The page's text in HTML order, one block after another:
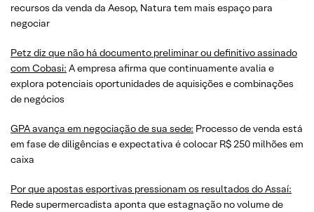
recursos da venda da Aesop, Natura tem mais espaço para
negociar
Petz diz que não há documento preliminar ou definitivo assinado
com Cobasi: A empresa afirma que continuamente avalia e
explora potenciais oportunidades de aquisições e combinações
de negócios
GPA avança em negociação de sua sede: Processo de venda está
em fase de diligências e expectativa é colocar R$ 250 milhões em
caixa
Por que apostas esportivas pressionam os resultados do Assaí:
Rede supermercadista aponta que estagnação no volume de